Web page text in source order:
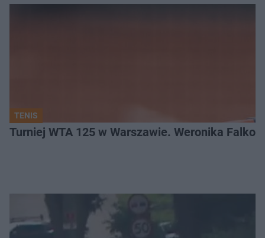
TENIS
Turniej WTA 125 w Warszawie. Weronika